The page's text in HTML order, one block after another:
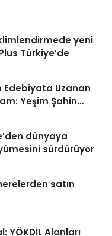
yeni
Türkiye’de
Edebiyata Uzanan
Yeşim Şahin
dünyaya
sürdürüyor
satın
YÖKDİL Alanları